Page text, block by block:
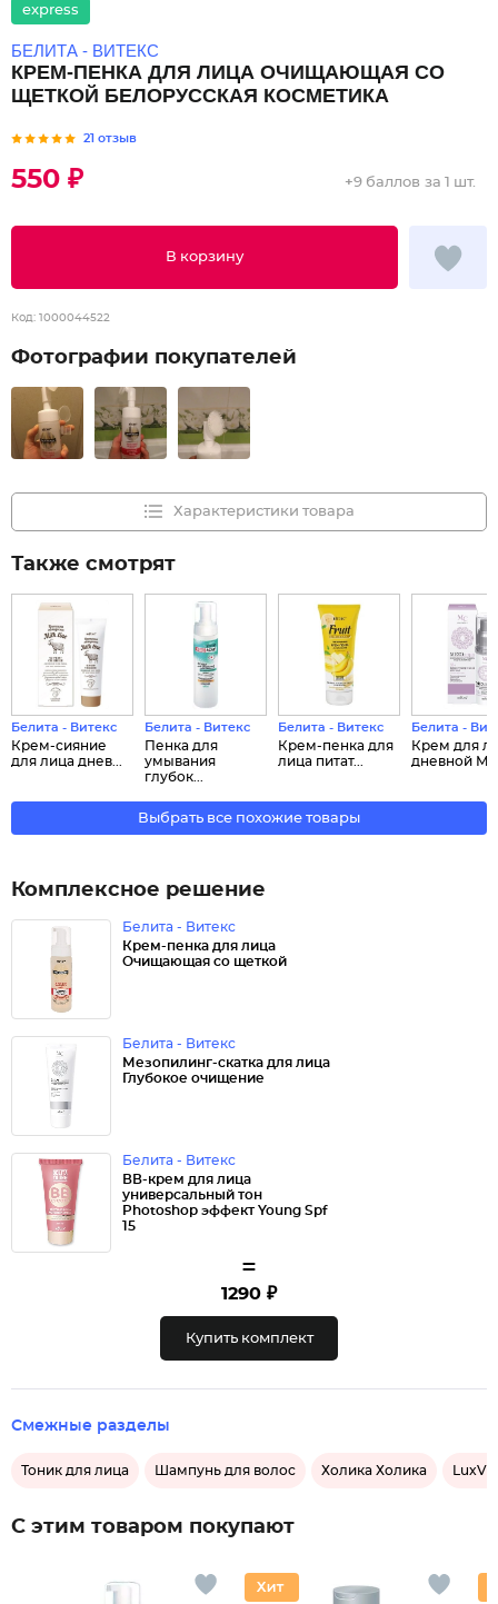
express
БЕЛИТА - ВИТЕКС
КРЕМ-ПЕНКА ДЛЯ ЛИЦА ОЧИЩАЮЩАЯ СО
ЩЕТКОЙ БЕЛОРУССКАЯ КОСМЕТИКА
21 отзыв
550 ₽
В корзину
+9 баллов за 1 шт.
Код: 1000044522
Фотографии покупателей
Характеристики товара
Также смотрят
Белита - Витекс
Крем-сияние
для лица днев...
Белита - Витекс
Пенка для
умывания
глубок...
Белита - Витекс
Крем-пенка для
лица питат...
Белита -
Крем для
дневной
Выбрать все похожие товары
Комплексное решение
Белита - Витекс
Крем-пенка для лица
Очищающая со щеткой
Белита - Витекс
Мезопилинг-скатка для лица
Глубокое очищение
Белита - Витекс
ВВ-крем для лица
универсальный тон
Photoshop эффект Young Spf
15
=
1290 ₽
Купить комплект
Смежные разделы
Тоник для лица Шампунь для волос Холика Холика
С этим товаром покупают